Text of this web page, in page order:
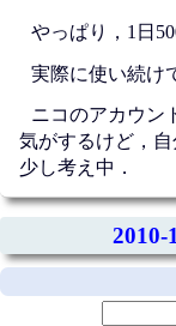
やっぱり，1日
実際に使い続け
ニコのアカウン
気がするけど，
少し考え中．
2010-